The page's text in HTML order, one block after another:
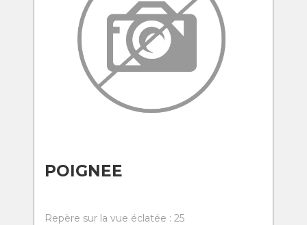
POIGNEE
Repère sur la vue éclatée : 25